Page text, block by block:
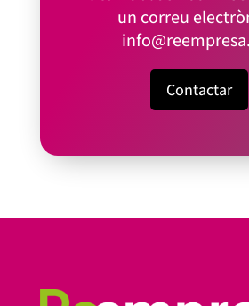
un correu
Contactar